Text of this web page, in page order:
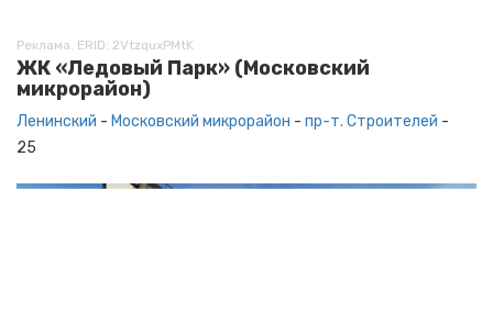
Реклама. ERID: 2VtzquxPMtK
ЖК «Ледовый Парк» (Московский
микрорайон)
Ленинский - Московский микрорайон - пр-т. Строителей -
25